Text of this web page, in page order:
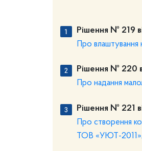
Рішення № 219
Про влаштування
Рішення № 220
Про надання
Рішення № 221
Про створення
ТОВ «УЮТ-2011»,